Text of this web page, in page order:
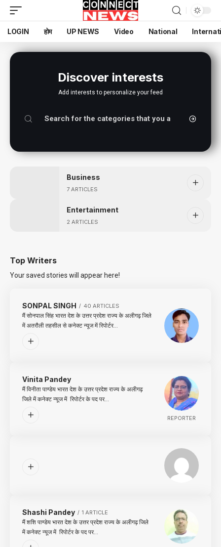
LOGIN होम UP NEWS Video National
Discover interests
Add interests to personalize your feed
Business
7 ARTICLES
Entertainment
2 ARTICLES
Top Writers
Your saved stories will appear here!
SONPAL SINGH
40 ARTICLES
मैं सोनपाल सिंह भारत देश के उत्तर प्रदेश राज्य के अलीगढ़ जिले
में अतरौली तहसील से कनेक्ट न्यूज में रिपोर्टर…
Vinita Pandey
मैं विनीता पाण्डेय भारत देश के उत्तर प्रदेश राज्य के अलीगढ़
जिले में कनेक्ट न्यूज में रिपोर्टर के पद पर…
REPORTER
Shashi Pandey
1 ARTICLE
मैं शशि पाण्डेय भारत देश के उत्तर प्रदेश राज्य के अलीगढ़ जिले
में कनेक्ट न्यूज में रिपोर्टर के पद पर…